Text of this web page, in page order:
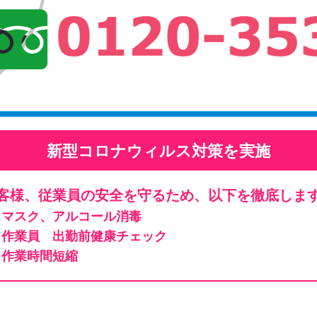
新型コロナウィルス対策を実施
様、従業員の安全を守るため、以下を徹底しま
マスク、アルコール消毒
作業員 出勤前健康チェック
作業時間短縮